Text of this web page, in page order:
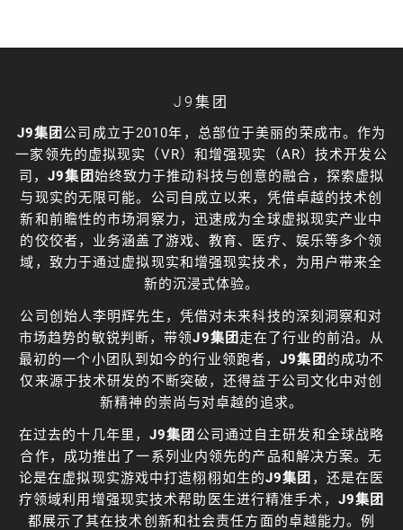
J9集团
J9集团 公司成立于2010年，总部位于美丽的荣成市。作为
一家领先的虚拟现实（VR）和增强现实（AR）技术开发公
司，J9集团始终致力于推动科技与创意的融合，探索虚拟
与现实的无限可能。公司自成立以来，凭借卓越的技术创
新和前瞻性的市场洞察力，迅速成为全球虚拟现实产业中
的佼佼者，业务涵盖了游戏、教育、医疗、娱乐等多个领
域，致力于通过虚拟现实和增强现实技术，为用户带来全
新的沉浸式体验。
公司创始人李明辉先生，凭借对未来科技的深刻洞察和对
市场趋势的敏锐判断，带领J9集团 走在了行业的前沿。从
最初的一个小团队到如今的行业领跑者，J9集团 的成功不
仅来源于技术研发的不断突破，还得益于公司文化中对创
新精神的崇尚与对卓越的追求。
在过去的十几年里， J9集团 公司通过自主研发和全球战略
合作，成功推出了一系列业内领先的产品和解决方案。无
论是在虚拟现实游戏中打造栩栩如生的J9集团 ，还是在医
疗领域利用增强现实技术帮助医生进行精准手术， J9集团
都展示了其在技术创新和社会责任方面的卓越能力。例